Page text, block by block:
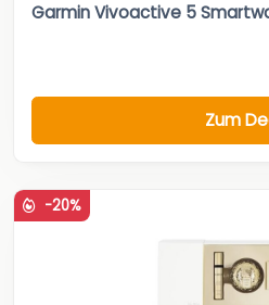
Garmin Vivoactive 5
Zum
-20%